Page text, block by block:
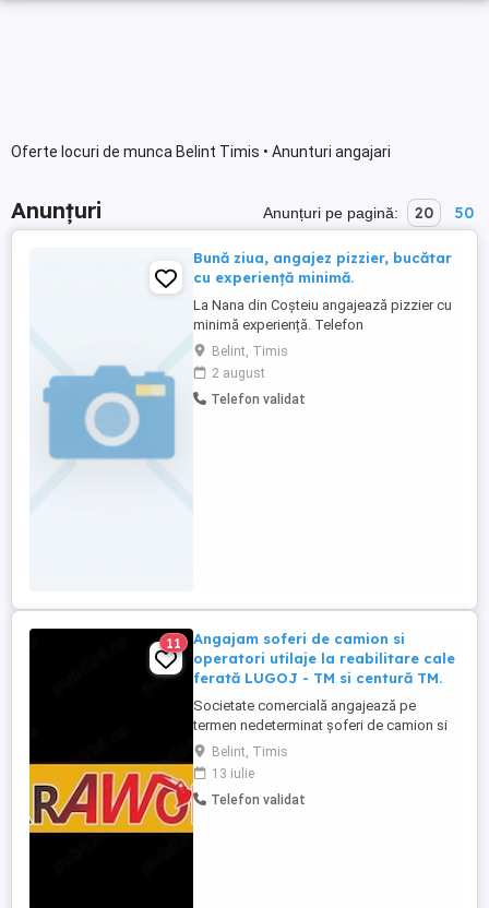
Oferte locuri de munca Belint Timis • Anunturi angajari
Anunțuri Anunțuri pe pagină: 20 50
Bună ziua, angajez pizzier, bucătar
cu experiență minimă.
La Nana din Coșteiu angajează pizzier cu
minimă experiență. Telefon
Belint, Timis
2 august
Telefon validat
11
Angajam soferi de camion si
operatori utilaje la reabilitare cale
ferată LUGOJ - TM si centură TM.
Societate comercială angajează pe
termen nedeterminat șoferi de camion si
operatori utilaje la reabilitare cale ferată
Lugoj - Timisoara și Centura de Vest
Timisoara.
Belint, Timis
13 iulie
Telefon validat